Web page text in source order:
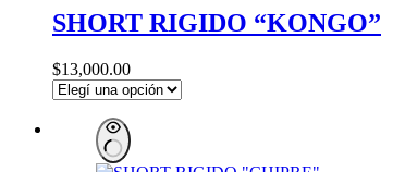
SHORT RIGIDO “KONGO”
$13,000.00